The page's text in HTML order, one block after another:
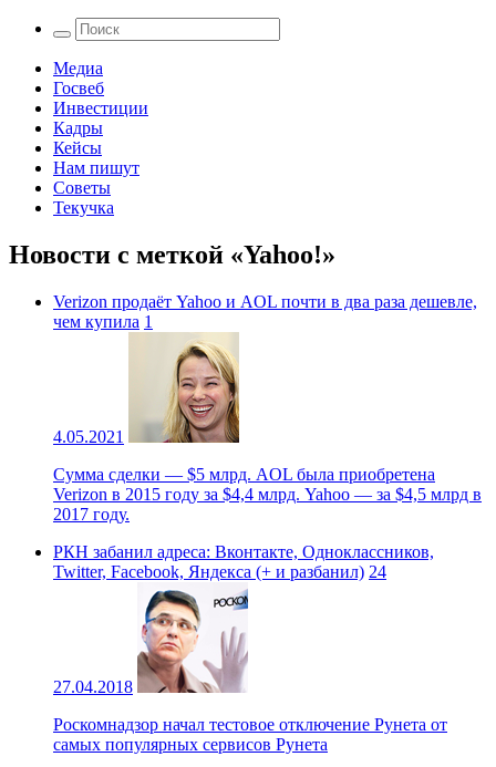
Медиа
Госвеб
Инвестиции
Кадры
Кейсы
Нам пишут
Советы
Текучка
Новости с меткой «Yahoo!»
Verizon продаёт Yahoo и AOL почти в два раза дешевле,
чем купила 1
4.05.2021
Сумма сделки — $5 млрд. AOL была приобретена
Verizon в 2015 году за $4,4 млрд. Yahoo — за $4,5 млрд в
2017 году.
РКН забанил адреса: Вконтакте, Одноклассников,
Twitter, Facebook, Яндекса (+ и разбанил) 24
27.04.2018
Роскомнадзор начал тестовое отключение Рунета от
самых популярных сервисов Рунета